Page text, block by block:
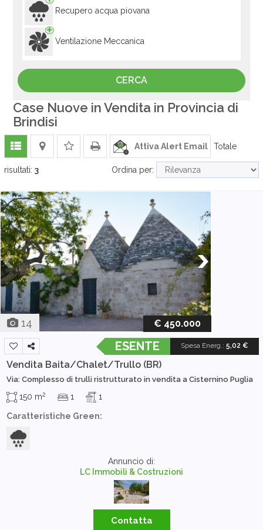
Recupero acqua piovana
Ventilazione Meccanica
Case Nuove in Vendita in Provincia di
Brindisi
Attiva Alert Email Totale
risultati: 3 Ordina per:
14 € 450.000
Spesa Energ.: 5,02 €
ESENTE
Vendita Baita/Chalet/Trullo (BR)
Via: Complesso di trulli ristrutturato in vendita a Cisternino Puglia
150 m2 1 1
Caratteristiche Green:
Annuncio di:
LC Immobili & Costruzioni
Contatta